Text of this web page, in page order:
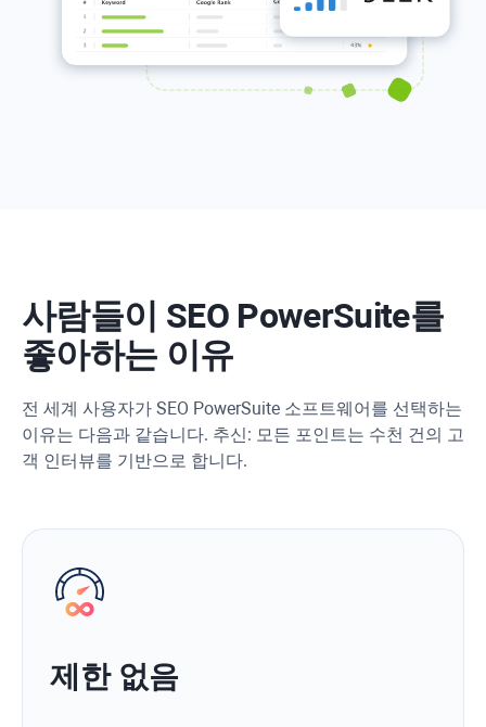
사람들이 SEO PowerSuite를
좋아하는 이유
전 세계 사용자가 SEO PowerSuite 소프트웨어를 선택하는
이유는 다음과 같습니다. 추신: 모든 포인트는 수천 건의 고
객 인터뷰를 기반으로 합니다.
제한 없음